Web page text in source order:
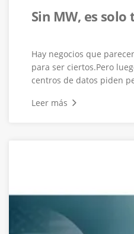
Sin MW, es solo
Hay negocios que
para ser ciertos.Pero
centros de datos piden
Leer más